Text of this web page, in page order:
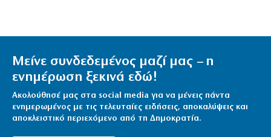
Μείνε συνδεδεμένος μαζί μας – η
ενημέρωση ξεκινά εδώ!
Ακολούθησέ μας στα social media για να μένεις πάντα
ενημερωμένος με τις τελευταίες ειδήσεις, αποκαλύψεις και
αποκλειστικό περιεχόμενο από τη Δημοκρατία.